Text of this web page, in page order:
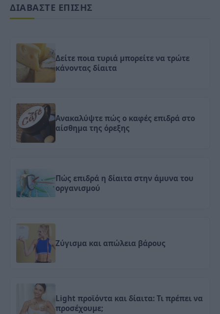
ΔΙΑΒΑΣΤΕ ΕΠΙΣΗΣ
Δείτε ποια τυριά μπορείτε να τρώτε
κάνοντας δίαιτα
Ανακαλύψτε πώς ο καφές επιδρά στο
αίσθημα της όρεξης
Πώς επιδρά η δίαιτα στην άμυνα του
οργανισμού
Ζύγισμα και απώλεια βάρους
Light προϊόντα και δίαιτα: Τι πρέπει να
προσέχουμε;